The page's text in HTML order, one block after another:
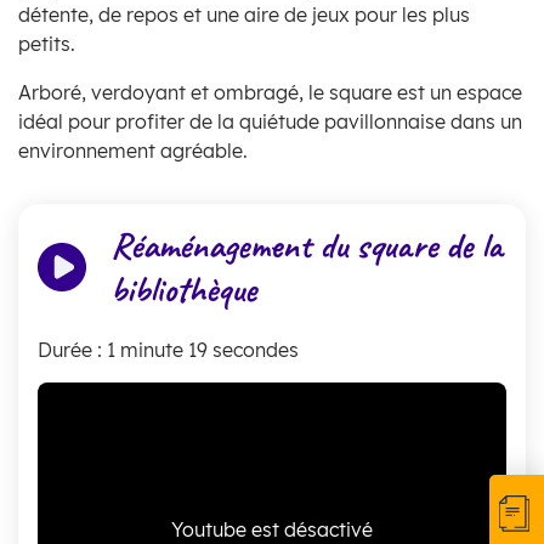
détente, de repos et une aire de jeux pour les plus
petits.
Arboré, verdoyant et ombragé, le square est un espace
idéal pour profiter de la quiétude pavillonnaise dans un
environnement agréable.
Réaménagement du square de la
bibliothèque
Durée : 1 minute 19 secondes
Youtube est désactivé